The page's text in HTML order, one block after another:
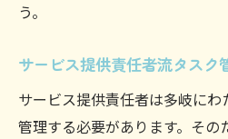
う。
サービス提供責任者流タスク
サービス提供責任者は多岐に
管理する必要があります。その